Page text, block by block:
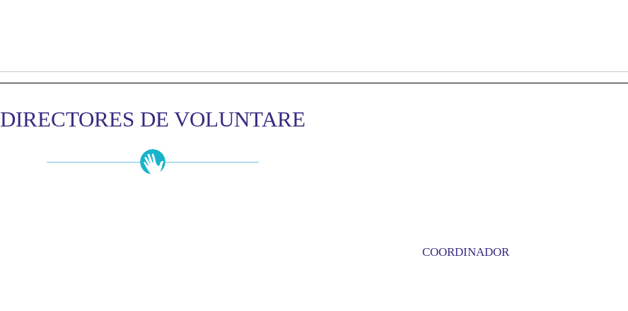
DIRECTORES DE VOLUNTARE
COORDINADOR